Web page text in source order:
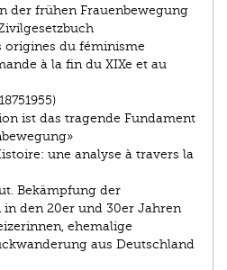
der frühen Frauenbewegung
origines du féminisme
à la fin du XIXe et au
ist das tragende Fundament
une analyse à travers la
Bekämpfung der
den 20er und 30er Jahren
ehemalige
aus Deutschland